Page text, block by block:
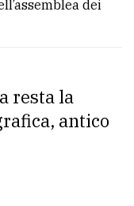
dei
resta la
antico